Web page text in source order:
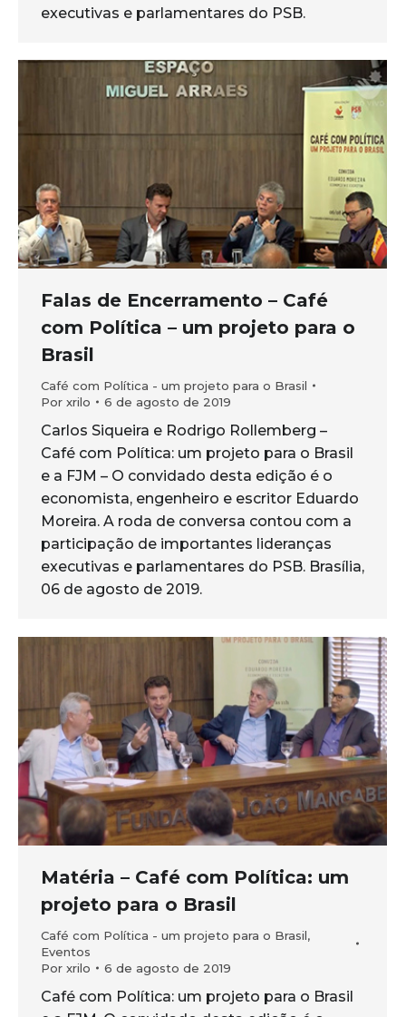
executivas e parlamentares do PSB.
Falas de Encerramento – Café
com Política – um projeto para o
Brasil
Café com Política - um projeto para o Brasil
Por xrilo 6 de agosto de 2019
Carlos Siqueira e Rodrigo Rollemberg –
Café com Política: um projeto para o Brasil
e a FJM – O convidado desta edição é o
economista, engenheiro e escritor Eduardo
Moreira. A roda de conversa contou com a
participação de importantes lideranças
executivas e parlamentares do PSB. Brasília,
06 de agosto de 2019.
Matéria – Café com Política: um
projeto para o Brasil
Café com Política - um projeto para o Brasil,
Eventos
Por xrilo 6 de agosto de 2019
Café com Política: um projeto para o Brasil